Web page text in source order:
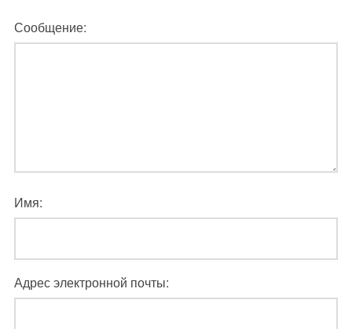
Сообщение:
Имя:
Адрес электронной почты: